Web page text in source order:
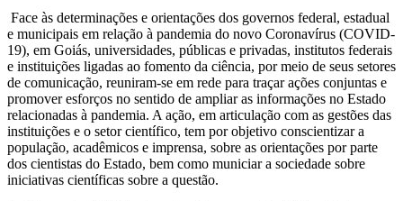
Face às determinações e orientações dos governos federal, estadual
e municipais em relação à pandemia do novo Coronavírus (COVID-
19), em Goiás, universidades, públicas e privadas, institutos federais
e instituições ligadas ao fomento da ciência, por meio de seus setores
de comunicação, reuniram-se em rede para traçar ações conjuntas e
promover esforços no sentido de ampliar as informações no Estado
relacionadas à pandemia. A ação, em articulação com as gestões das
instituições e o setor científico, tem por objetivo conscientizar a
população, acadêmicos e imprensa, sobre as orientações por parte
dos cientistas do Estado, bem como municiar a sociedade sobre
iniciativas científicas sobre a questão.